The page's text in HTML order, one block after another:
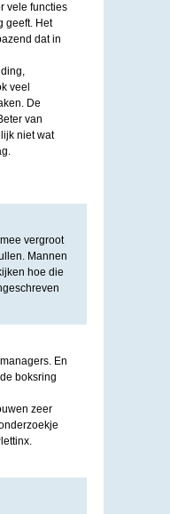
vele functies
geeft. Het
dat in
veel
De
van
niet wat
vergroot
Mannen
hoe die
En
boksring
zeer